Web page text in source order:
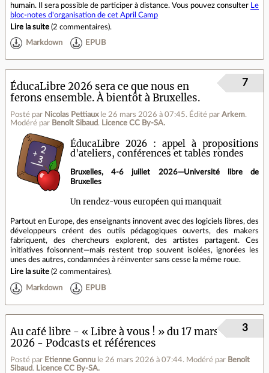
humain. Il sera possible de participer à distance. Vous pouvez consulter
Le
bloc-notes d'organisation de cet April Camp
Lire la suite (2 commentaires).
Markdown EPUB
ÉducaLibre 2026 sera ce que nous en
ferons ensemble. À bientôt à Bruxelles.
Posté par Nicolas Pettiaux le 26 mars 2026 à 07:45. Édité par Arkem.
Modéré par Benoît Sibaud. Licence CC By‑SA.
7
ÉducaLibre 2026 : appel à propositions
d'ateliers, conférences et tables rondes
Bruxelles, 4-6 juillet 2026—Université libre de
Bruxelles
Un rendez-vous européen qui manquait
Partout en Europe, des enseignants innovent avec des logiciels libres, des
développeurs créent des outils pédagogiques ouverts, des makers
fabriquent, des chercheurs explorent, des artistes partagent. Ces
initiatives foisonnent—mais restent trop souvent isolées, ignorées les
unes des autres, condamnées à réinventer sans cesse la même roue.
Lire la suite (2 commentaires).
Markdown EPUB
Au café libre - « Libre à vous ! » du 17 mars
2026 - Podcasts et références
Posté par Etienne Gonnu le 26 mars 2026 à 07:44. Modéré par Benoît
Sibaud. Licence CC By‑SA.
3